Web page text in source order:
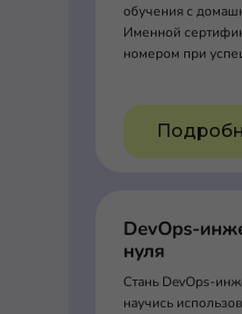
обучения с
Именной
номером при
DevOps-
нуля
Стань DevOps-
научись